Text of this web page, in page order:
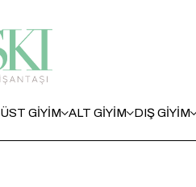
ÜST GİYİM ALT GİYİM DIŞ GİYİM